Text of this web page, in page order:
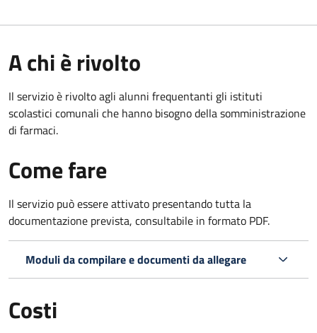
A chi è rivolto
Il servizio è rivolto agli alunni frequentanti gli istituti
scolastici comunali che hanno bisogno della somministrazione
di farmaci.
Come fare
Il servizio può essere attivato presentando tutta la
documentazione prevista, consultabile in formato PDF.
Moduli da compilare e documenti da allegare
Costi